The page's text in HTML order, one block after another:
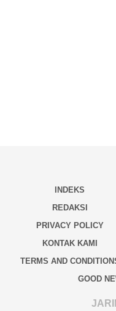
INDEKS
REDAKSI
PRIVACY POLICY
KONTAK KAMI
TERMS AND
GOOD